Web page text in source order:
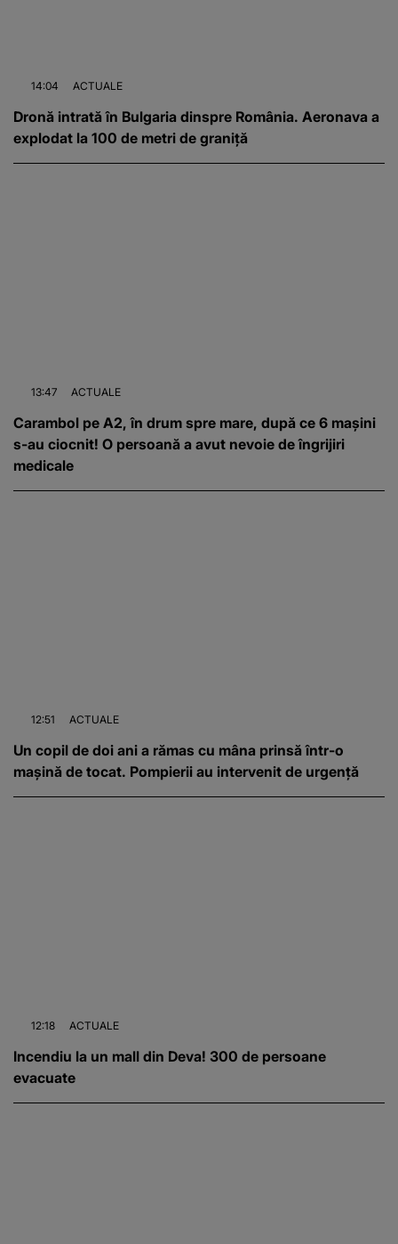
14:04 ACTUALE
Dronă intrată în Bulgaria dinspre România. Aeronava a
explodat la 100 de metri de graniță
13:47 ACTUALE
Carambol pe A2, în drum spre mare, după ce 6 mașini
s-au ciocnit! O persoană a avut nevoie de îngrijiri
medicale
12:51 ACTUALE
Un copil de doi ani a rămas cu mâna prinsă într-o
mașină de tocat. Pompierii au intervenit de urgență
12:18 ACTUALE
Incendiu la un mall din Deva! 300 de persoane
evacuate